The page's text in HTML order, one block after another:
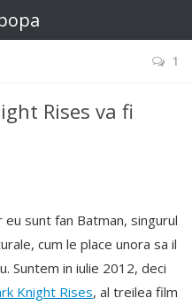
1
Rises va fi
sunt fan Batman, singurul
cum le place unora sa il
Suntem in iulie 2012, deci
Knight Rises, al treilea film